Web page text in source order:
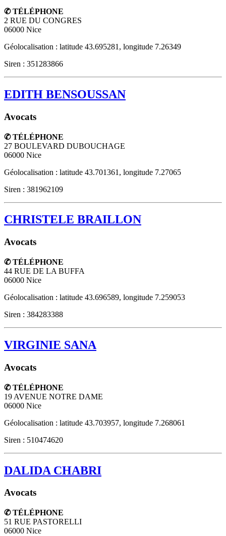
✆ TÉLÉPHONE
2 RUE DU CONGRES
06000 Nice
Géolocalisation : latitude 43.695281, longitude 7.26349
Siren : 351283866
EDITH BENSOUSSAN
Avocats
✆ TÉLÉPHONE
27 BOULEVARD DUBOUCHAGE
06000 Nice
Géolocalisation : latitude 43.701361, longitude 7.27065
Siren : 381962109
CHRISTELE BRAILLON
Avocats
✆ TÉLÉPHONE
44 RUE DE LA BUFFA
06000 Nice
Géolocalisation : latitude 43.696589, longitude 7.259053
Siren : 384283388
VIRGINIE SANA
Avocats
✆ TÉLÉPHONE
19 AVENUE NOTRE DAME
06000 Nice
Géolocalisation : latitude 43.703957, longitude 7.268061
Siren : 510474620
DALIDA CHABRI
Avocats
✆ TÉLÉPHONE
51 RUE PASTORELLI
06000 Nice